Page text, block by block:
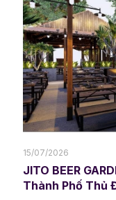
15/07/2026
JITO BEER
Thành Phố Thủ